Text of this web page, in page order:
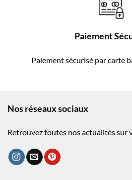
Paiement
Paiement sécurisé par carte
Nos réseaux sociaux
Retrouvez toutes nos actualités sur